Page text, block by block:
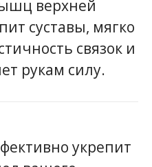
верхней
суставы, мягко
связок и
рукам силу.
укрепит